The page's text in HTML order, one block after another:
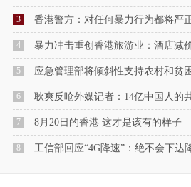
3 香港警方：对任何暴力行为都将严
4 暴力冲击重创香港旅游业：酒店减
5 应急管理部将倾斜性支持农村和贫
6 耿爽反呛外媒记者：14亿中国人的
7 8月20日的香港 这才是该有的样子
8 工信部回应“4G降速”：绝不会下达